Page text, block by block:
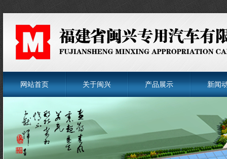
网站首页 关于闽兴 产品展示 新闻
菜单名称 菜单名称